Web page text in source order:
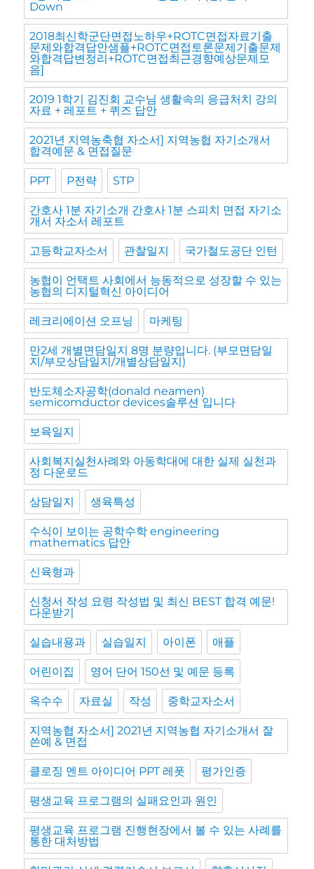
Down
2018최신학군단면접노하우+ROTC면접자료기출
문제와합격답안샘플+ROTC면접토론문제기출문제
와합격답변정리+ROTC면접최근경향예상문제모
음]
2019 1학기 김진회 교수님 생활속의 응급처치 강의
자료 + 레포트 + 퀴즈 답안
2021년 지역농축협 자소서] 지역농협 자기소개서
합격예문 & 면접질문
PPT P전략 STP
간호사 1분 자기소개 간호사 1분 스피치 면접 자기소
개서 자소서 레포트
고등학교자소서 관찰일지 국가철도공단 인턴
농협이 언택트 사회에서 능동적으로 성장할 수 있는
농협의 디지털혁신 아이디어
레크리에이션 오프닝 마케팅
만2세 개별면담일지 8명 분량입니다. (부모면담일
지/부모상담일지/개별상담일지)
반도체소자공학(donald neamen)
semicomductor devices솔루션 입니다
보육일지
사회복지실천사례와 아동학대에 대한 실제 실천과
정 다운로드
상담일지 생육특성
수식이 보이는 공학수학 engineering
mathematics 답안
신육형과
신청서 작성 요령 작성법 및 최신 BEST 합격 예문!
다운받기
실습내용과 실습일지 아이폰 애플
어린이집 영어 단어 150선 및 예문 등록
옥수수 자료실 작성 중학교자소서
지역농협 자소서] 2021년 지역농협 자기소개서 잘
쓴예 & 면접
클로징 멘트 아이디어 PPT 레폿 평가인증
평생교육 프로그램의 실패요인과 원인
평생교육 프로그램 진행현장에서 볼 수 있는 사례를
통한 대처방법